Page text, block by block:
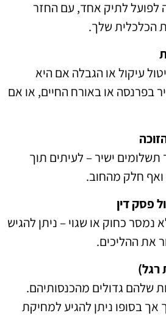
לפועל לתיק אחד, עם החזר
הכלכלית שלך.
עיקול או הגבלה אם היא
בפרנסה או באורח החיים, או אם
ישיר – לעיתים תוך
ואף חלק מהחוב.
פסק דין
כחוק או שגוי – ניתן להגיש
את ההליכים.
רגל)
שלהם גדולים מהכנסותיהם.
בסופו ניתן להגיע למחיקת